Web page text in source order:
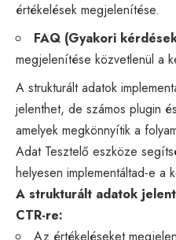
értékelések megjelenítése.
FAQ (Gyakori
megjelenítése közvetlenül a
A strukturált adatok
jelenthet, de számos plugin
amelyek megkönnyítik a
Adat Tesztelő eszköze
helyesen implementáltad-e a
A strukturált adatok
CTR-re: